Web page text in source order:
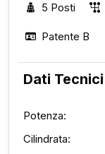
5 Posti
Patente B
Dati Tecnici
Potenza:
Cilindrata: